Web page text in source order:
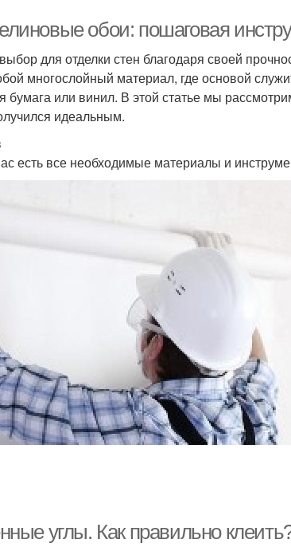
обои: пошаговая
для отделки стен благодаря своей
многослойный материал, где основой
или винил. В этой статье мы
идеальным.
есть все необходимые материалы и
углы. Как правильно